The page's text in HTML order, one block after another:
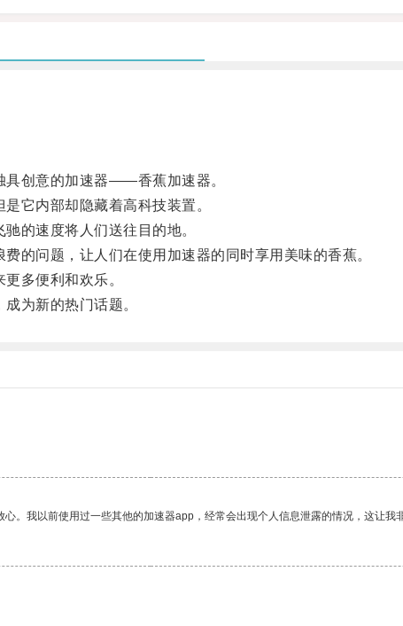
创意的加速器——香蕉加速器。
它内部却隐藏着高科技装置。
的速度将人们送往目的地。
问题，让人们在使用加速器的同时享用美味的香蕉。
多便利和欢乐。
为新的热门话题。
。我以前使用过一些其他的加速器app，经常会出现个人信息泄露的情况，这让我